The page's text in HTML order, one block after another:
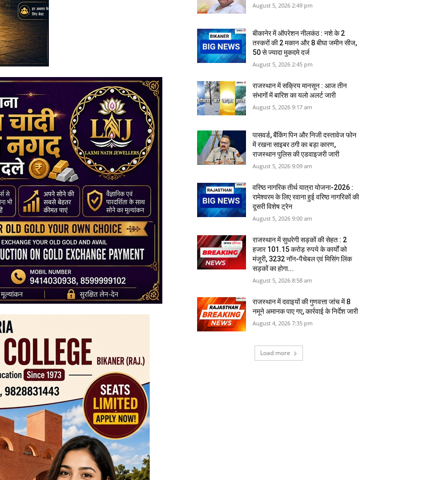
August 5, 2026 2:49 pm
बीकानेर में ऑपरेशन नीलकंठ : नशे के 2
तस्करों की 2 मकान और 8 बीघा जमीन सीज,
50 से ज्यादा मुकदमे दर्ज
August 5, 2026 2:45 pm
राजस्‍थान में सक्रिय मानसून : आज तीन
संभागों में बारिश का यलो अलर्ट जारी
August 5, 2026 9:17 am
पासवर्ड, बैंकिंग पिन और निजी दस्तावेज फोन
में रखना साइबर ठगी का बड़ा कारण, ​
राजस्थान पुलिस की एडवाइजरी जारी
August 5, 2026 9:09 am
वरिष्ठ नागरिक तीर्थ यात्रा योजना-2026 :
रामेश्वरम के लिए रवाना हुई वरिष्ठ नागरिकों की
दूसरी विशेष ट्रेन
August 5, 2026 9:00 am
राजस्‍थान में सुधरेगी सड़कों की सेहत : 2
हजार 101.15 करोड़ रुपये के कार्यों को
मंजूरी, 3232 नॉन-पैचेबल एवं मिसिंग लिंक
सड़कों का होगा...
August 5, 2026 8:58 am
राजस्‍थान में दवाइयों की गुणवत्ता जांच में 8
नमूने अमानक पाए गए, कार्रवाई के निर्देश जारी
August 4, 2026 7:35 pm
Load more